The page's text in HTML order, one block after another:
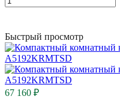
Быстрый просмотр
67 160 ₽